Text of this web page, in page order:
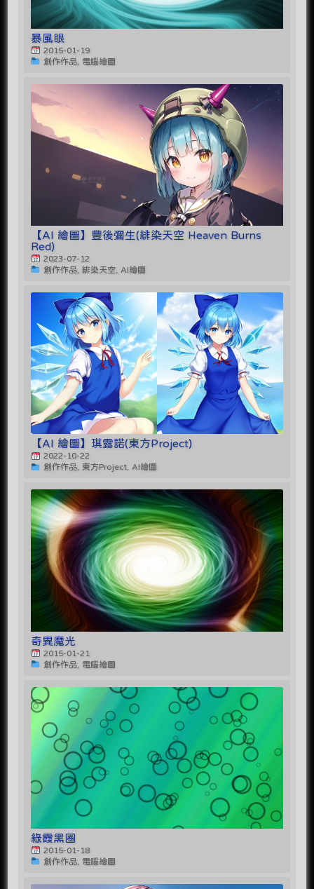
暴風眼
2015-01-19
創作作品, 電腦繪圖
【AI 繪圖】豐後彌生(緋染天空 Heaven Burns
Red)
2023-07-12
創作作品, 緋染天空, AI繪圖
【AI 繪圖】琪露諾(東方Project)
2022-10-22
創作作品, 東方Project, AI繪圖
奇異魔光
2015-01-21
創作作品, 電腦繪圖
綠霞黑圈
2015-01-18
創作作品, 電腦繪圖